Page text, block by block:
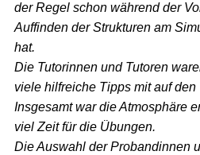
der Regel schon während der
Auffinden der Strukturen am
hat.
Die Tutorinnen und Tutoren
viele hilfreiche Tipps mit auf den
Insgesamt war die Atmosphäre
viel Zeit für die Übungen.
Die Auswahl der Probandinnen